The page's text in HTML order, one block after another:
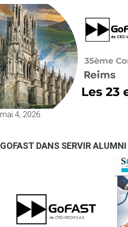
mai 4, 2026
GOFAST DANS SERVIR